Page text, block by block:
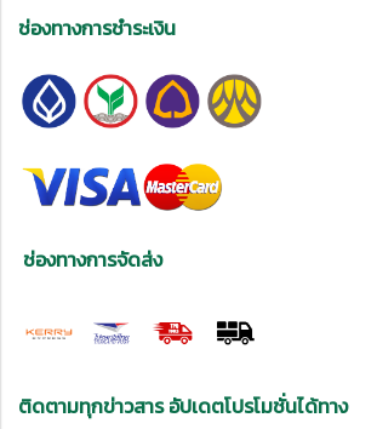
ช่องทางการชำระเงิน
ช่องทางการจัดส่ง
ติดตามทุกข่าวสาร อัปเดตโปรโมชั่นได้ทาง